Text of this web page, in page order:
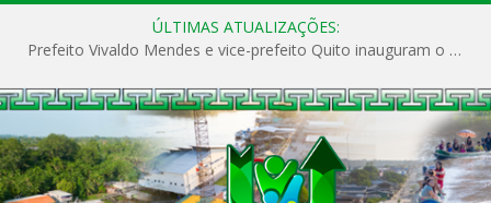
ÚLTIMAS ATUALIZAÇÕES:
Prefeito Vivaldo Mendes e vice-prefeito Quito inauguram o CAPS e fortalecem a saúde pública em Anajás.